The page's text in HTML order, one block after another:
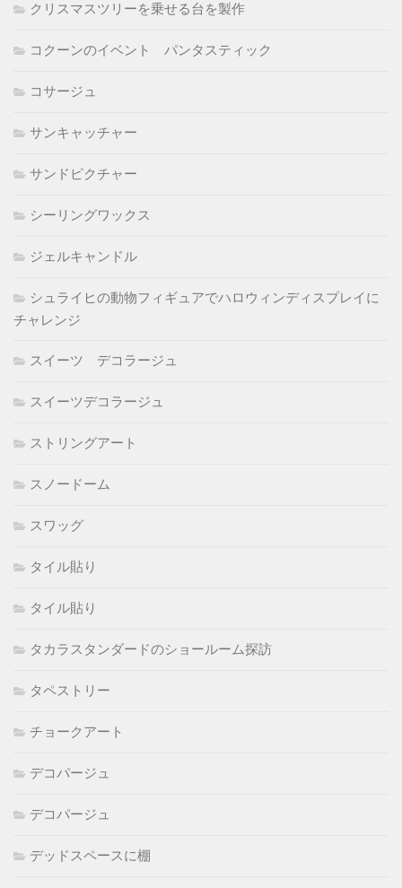
クリスマスツリーを乗せる台を製作
コクーンのイベント パンタスティック
コサージュ
サンキャッチャー
サンドピクチャー
シーリングワックス
ジェルキャンドル
シュライヒの動物フィギュアでハロウィンディスプレイに
チャレンジ
スイーツ デコラージュ
スイーツデコラージュ
ストリングアート
スノードーム
スワッグ
タイル貼り
タイル貼り
タカラスタンダードのショールーム探訪
タペストリー
チョークアート
デコパージュ
デコパージュ
デッドスペースに棚